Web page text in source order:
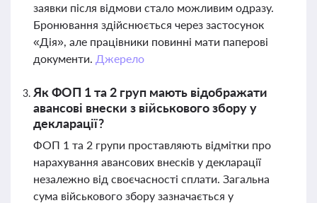
заявки після відмови стало можливим одразу.
Бронювання здійснюється через застосунок
«Дія», але працівники повинні мати паперові
документи. Джерело
Як ФОП 1 та 2 груп мають відображати
авансові внески з військового збору у
декларації?
ФОП 1 та 2 групи проставляють відмітки про
нарахування авансових внесків у декларації
незалежно від своєчасності сплати. Загальна
сума військового збору зазначається у